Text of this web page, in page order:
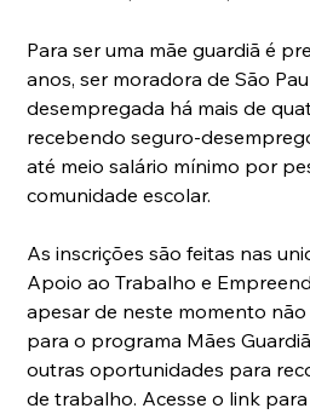
Para ser uma mãe guardiã é
anos, ser moradora de São
desempregada há mais de
recebendo seguro-
até meio salário mínimo por
comunidade escolar.
As inscrições são feitas nas
Apoio ao Trabalho e
apesar de neste momento
para o programa Mães
outras oportunidades para
de trabalho. Acesse o link